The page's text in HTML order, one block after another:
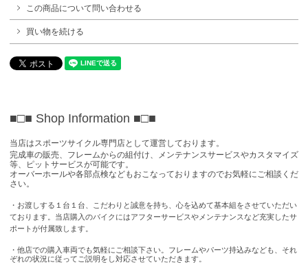
この商品について問い合わせる
買い物を続ける
■□■ Shop Information ■□■
当店はスポーツサイクル専門店として運営しております。
完成車の販売、フレームからの組付け、メンテナンスサービスやカスタマイズ
等、ピットサービスが可能です。
オーバーホールや各部点検などもおこなっておりますのでお気軽にご相談くだ
さい。
・お渡しする１台１台、こだわりと誠意を持ち、心を込めて基本組をさせていただい
ております。当店購入のバイクにはアフターサービスやメンテナンスなど充実したサ
ポートが付属致します。
・他店での購入車両でも気軽にご相談下さい。フレームやパーツ持込みなども、それ
ぞれの状況に従ってご説明をし対応させていただきます。